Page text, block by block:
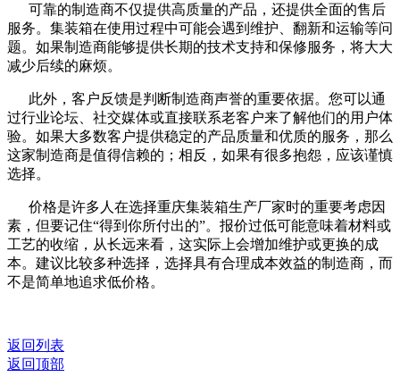
可靠的制造商不仅提供高质量的产品，还提供全面的售后
服务。集装箱在使用过程中可能会遇到维护、翻新和运输等问
题。如果制造商能够提供长期的技术支持和保修服务，将大大
减少后续的麻烦。
此外，客户反馈是判断制造商声誉的重要依据。您可以通
过行业论坛、社交媒体或直接联系老客户来了解他们的用户体
验。如果大多数客户提供稳定的产品质量和优质的服务，那么
这家制造商是值得信赖的；相反，如果有很多抱怨，应该谨慎
选择。
价格是许多人在选择重庆集装箱生产厂家时的重要考虑因
素，但要记住“得到你所付出的”。报价过低可能意味着材料或
工艺的收缩，从长远来看，这实际上会增加维护或更换的成
本。建议比较多种选择，选择具有合理成本效益的制造商，而
不是简单地追求低价格。
返回列表
返回顶部